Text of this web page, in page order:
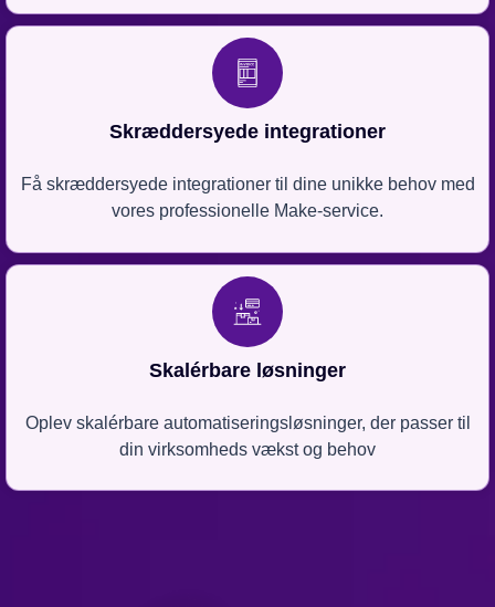
Skræddersyede integrationer
Få skræddersyede integrationer til dine unikke behov med
vores professionelle Make-service.
Skalérbare løsninger
Oplev skalérbare automatiseringsløsninger, der passer til
din virksomheds vækst og behov